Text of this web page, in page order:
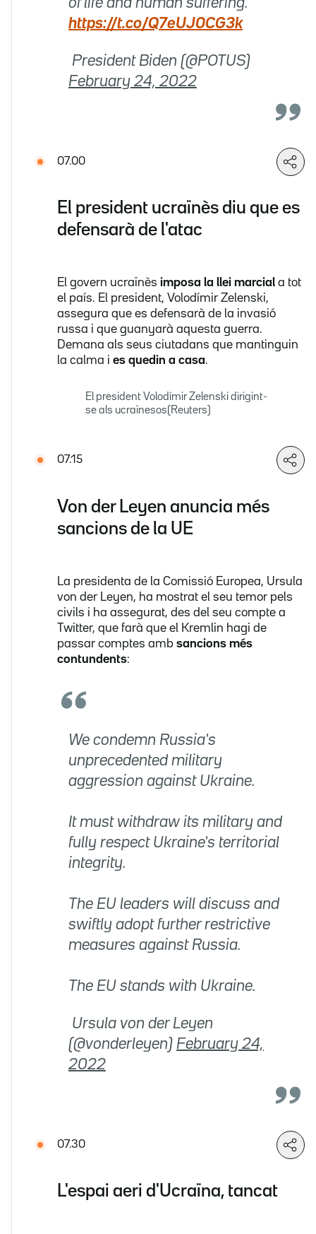
of life and human suffering.
https://t.co/Q7eUJ0CG3k
 President Biden (@POTUS)
February 24, 2022
07.00
El president ucraïnès diu que es
defensarà de l'atac
El govern ucraïnès imposa la llei marcial a tot
el país. El president, Volodímir Zelenski,
assegura que es defensarà de la invasió
russa i que guanyarà aquesta guerra.
Demana als seus ciutadans que mantinguin
la calma i es quedin a casa.
El president Volodímir Zelenski dirigint-
se als ucraïnesos(Reuters)
07.15
Von der Leyen anuncia més
sancions de la UE
La presidenta de la Comissió Europea, Ursula
von der Leyen, ha mostrat el seu temor pels
civils i ha assegurat, des del seu compte a
Twitter, que farà que el Kremlin hagi de
passar comptes amb sancions més
contundents:
We condemn Russia's
unprecedented military
aggression against Ukraine.
It must withdraw its military and
fully respect Ukraine's territorial
integrity.
The EU leaders will discuss and
swiftly adopt further restrictive
measures against Russia.
The EU stands with Ukraine.
 Ursula von der Leyen
(@vonderleyen) February 24,
2022
07.30
L'espai aeri d'Ucraïna, tancat